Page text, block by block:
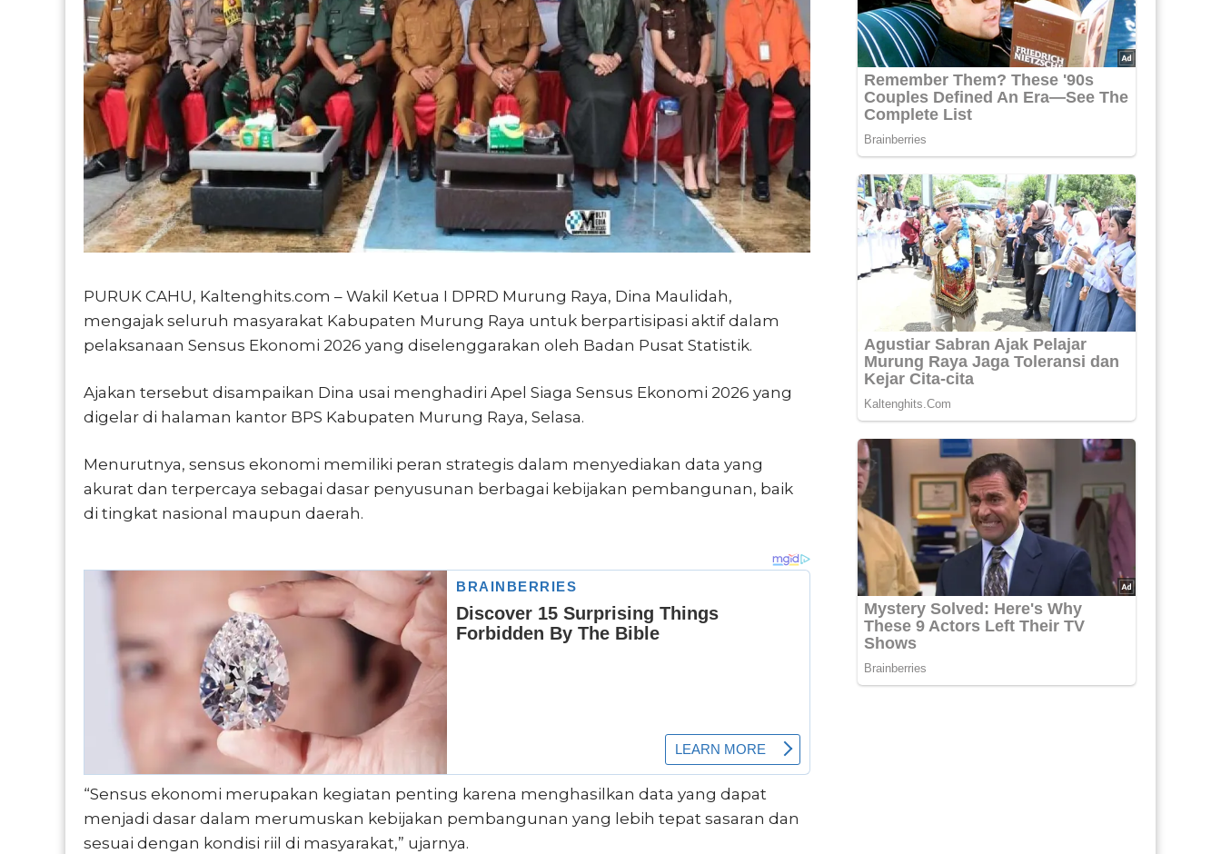
PURUK CAHU, Kaltenghits.com – Wakil Ketua I DPRD Murung Raya, Dina Maulidah,
mengajak seluruh masyarakat Kabupaten Murung Raya untuk berpartisipasi aktif dalam
pelaksanaan Sensus Ekonomi 2026 yang diselenggarakan oleh Badan Pusat Statistik.
Ajakan tersebut disampaikan Dina usai menghadiri Apel Siaga Sensus Ekonomi 2026 yang
digelar di halaman kantor BPS Kabupaten Murung Raya, Selasa.
Menurutnya, sensus ekonomi memiliki peran strategis dalam menyediakan data yang
akurat dan terpercaya sebagai dasar penyusunan berbagai kebijakan pembangunan, baik
di tingkat nasional maupun daerah.
“Sensus ekonomi merupakan kegiatan penting karena menghasilkan data yang dapat
menjadi dasar dalam merumuskan kebijakan pembangunan yang lebih tepat sasaran dan
sesuai dengan kondisi riil di masyarakat,” ujarnya.